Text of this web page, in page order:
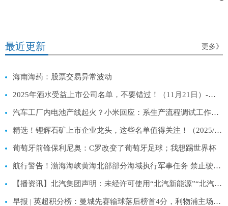
最近更新 更多》
海南海药：股票交易异常波动
2025年酒水受益上市公司名单，不要错过！（11月21日）-热点评
汽车工厂内电池产线起火？小米回应：系生产流程调试工作偏差|每日关注
精选！锂辉石矿上市企业龙头，这些名单值得关注！（2025/11/21）
葡萄牙前锋保利尼奥：C罗改变了葡萄牙足球；我想踢世界杯
航行警告！渤海海峡黄海北部部分海域执行军事任务 禁止驶入_快看
【播资讯】北汽集团声明：未经许可使用“北汽新能源”“北汽越野车”“北汽制造”“北汽王牌”等均属严重侵权行为
早报 | 英超积分榜：曼城先赛输球落后榜首4分，利物浦主场输森林跌至第11位！|每日热闻